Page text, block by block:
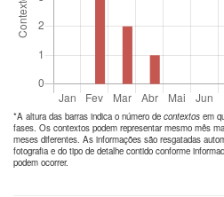
*A altura das barras indica o número de contextos em
fases. Os contextos podem representar mesmo mês
meses diferentes. As informações são resgatadas
fotografia e do tipo de detalhe contido conforme
podem ocorrer.